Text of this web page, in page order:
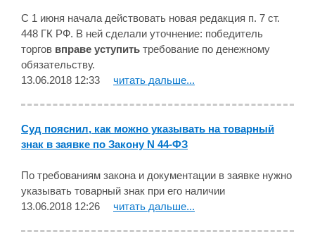
С 1 июня начала действовать новая редакция п. 7 ст.
448 ГК РФ. В ней сделали уточнение: победитель
торгов вправе уступить требование по денежному
обязательству.
13.06.2018 12:33
читать дальше...
Суд пояснил, как можно указывать на товарный
знак в заявке по Закону N 44-ФЗ
По требованиям закона и документации в заявке нужно
указывать товарный знак при его наличии
13.06.2018 12:26
читать дальше...